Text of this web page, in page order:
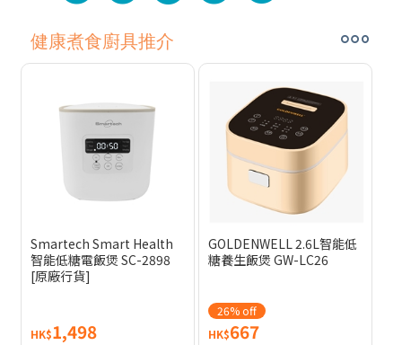
健康煮食廚具推介
Smartech Smart Health
智能低糖電飯煲 SC-2898
[原廠行貨]
HK$1,498
GOLDENWELL 2.6L智能低
糖養生飯煲 GW-LC26
26% off
HK$667